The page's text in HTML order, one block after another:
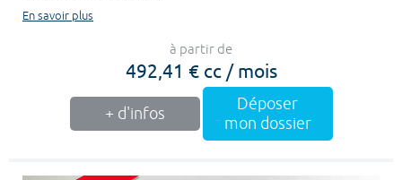
En savoir plus
à partir de
492,41 € cc / mois
+ d'infos
Déposer
mon dossier